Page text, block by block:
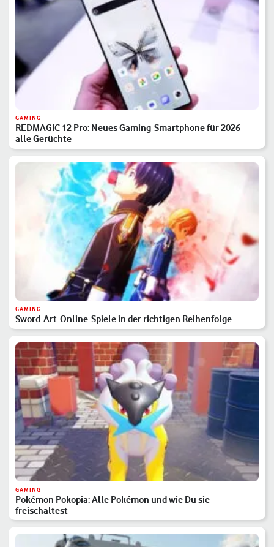
GAMING
REDMAGIC 12 Pro: Neues Gaming-Smartphone für 2026 –
alle Gerüchte
GAMING
Sword-Art-Online-Spiele in der richtigen Reihenfolge
GAMING
Pokémon Pokopia: Alle Pokémon und wie Du sie
freischaltest